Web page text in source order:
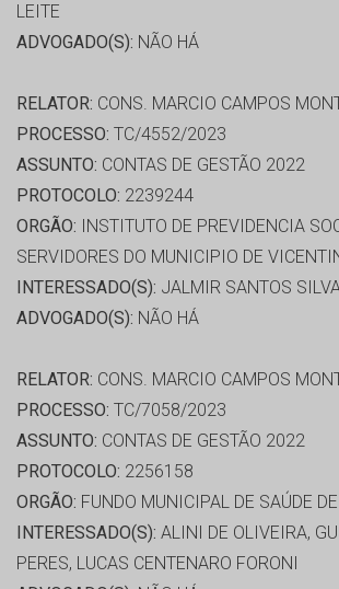
LEITE
ADVOGADO(S): NÃO HÁ
RELATOR: CONS. MARCIO CAMPOS
PROCESSO: TC/4552/2023
ASSUNTO: CONTAS DE GESTÃO 2022
PROTOCOLO: 2239244
ORGÃO: INSTITUTO DE PREVIDENCIA
SERVIDORES DO MUNICIPIO DE
INTERESSADO(S): JALMIR SANTOS
ADVOGADO(S): NÃO HÁ
RELATOR: CONS. MARCIO CAMPOS
PROCESSO: TC/7058/2023
ASSUNTO: CONTAS DE GESTÃO 2022
PROTOCOLO: 2256158
ORGÃO: FUNDO MUNICIPAL DE SAÚDE
INTERESSADO(S): ALINI DE OLIVEIRA,
PERES, LUCAS CENTENARO FORONI